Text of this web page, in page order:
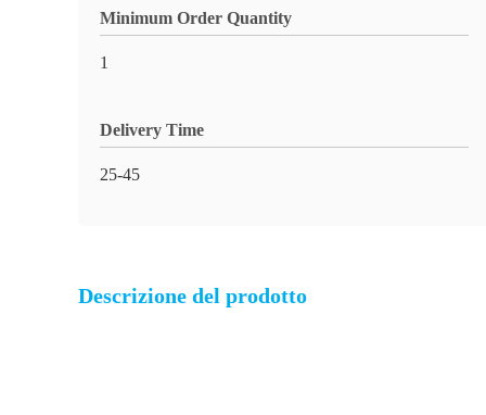
Minimum Order Quantity
1
Delivery Time
25-45
Descrizione del prodotto